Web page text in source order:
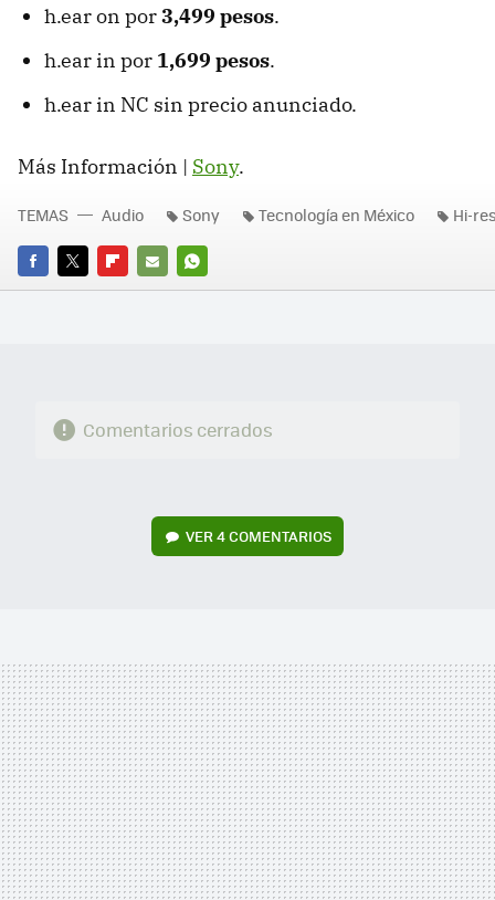
h.ear on por3,499 pesos.
h.ear in por 1,699 pesos.
h.ear in NC sin precio anunciado.
Más Información | Sony.
FACEBOOK
TWITTERFLIPBOARD
E-
WHATSAPP
TEMAS Audio Sony Tecnología en México Hi-
Comentarios cerrados
VER4 COMENTARIOS